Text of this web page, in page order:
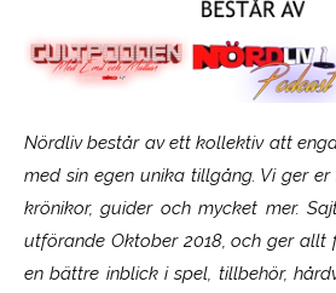
Nördliv består av ett kollektiv att
med sin egen unika tillgång. Vi ger er
krönikor, guider och mycket mer.
utförande Oktober 2018, och ger
en bättre inblick i spel, tillbehör,